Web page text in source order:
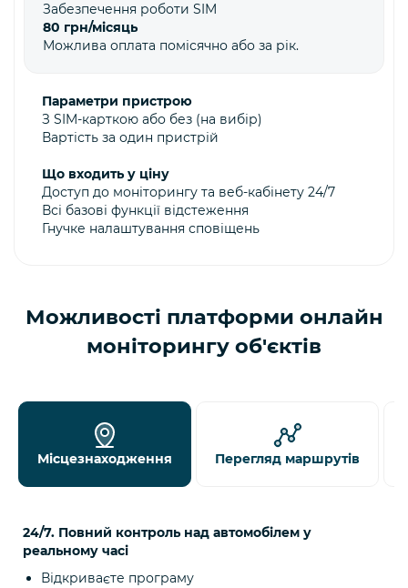
Забезпечення роботи SIM
80 грн/місяць
Можлива оплата помісячно або за рік.
Параметри пристрою
З SIM-карткою або без (на вибір)
Вартість за один пристрій
Що входить у ціну
Доступ до моніторингу та веб-кабінету 24/7
Всі базові функції відстеження
Гнучке налаштування сповіщень
Можливості платформи онлайн
моніторингу об'єктів
Місцезнаходження Перегляд маршрутів
24/7. Повний контроль над автомобілем у
реальному часі
Відкриваєте програму